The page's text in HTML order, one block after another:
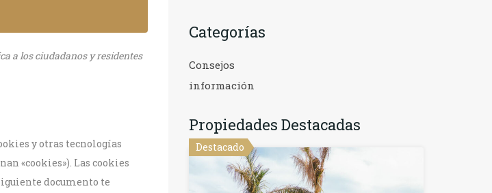
a los ciudadanos y residentes
y otras tecnologías
«cookies»). Las cookies
documento te
Categorías
Consejos
información
Propiedades Destacadas
Destacado